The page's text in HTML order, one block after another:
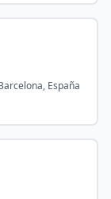
España